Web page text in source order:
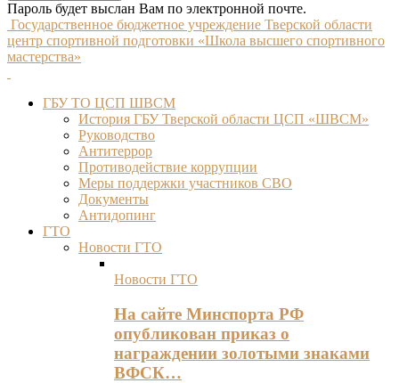
Пароль будет выслан Вам по электронной почте.
Государственное бюджетное учреждение Тверской области
центр спортивной подготовки «Школа высшего спортивного
мастерства»
ГБУ ТО ЦСП ШВСМ
История ГБУ Тверской области ЦСП «ШВСМ»
Руководство
Антитеррор
Противодействие коррупции
Меры поддержки участников СВО
Документы
Антидопинг
ГТО
Новости ГТО
Новости ГТО
На сайте Минспорта РФ
опубликован приказ о
награждении золотыми знаками
ВФСК…